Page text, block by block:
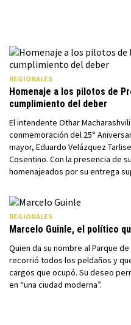
REGIONALES
Homenaje a los pilotos de
cumplimiento del deber
El intendente Othar
conmemoración del 25°
mayor, Eduardo Velázquez
Cosentino. Con la presencia de
homenajeados por su entrega
REGIONALES
Marcelo Guinle, el político
Quien da su nombre al Parque
recorrió todos los peldaños y
cargos que ocupó. Su deseo
en “una ciudad moderna”.